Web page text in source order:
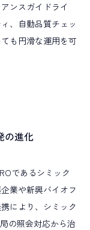
ンスガイドライ
、自動品質チェッ
も円滑な運用を可
の進化
であるシミック
業や新興バイオフ
により、シミック
の照会対応から治